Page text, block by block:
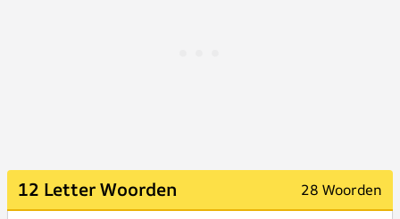
12 Letter Woorden 28 Woorden